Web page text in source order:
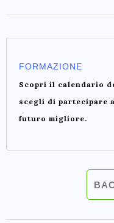
FORMAZIONE
Scopri il calendario
scegli di partecipare
futuro migliore.